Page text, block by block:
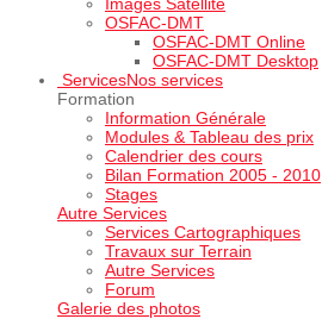
OSFAC-DMT
OSFAC-DMT Online
OSFAC-DMT Desktop
ServicesNos services
Formation
Information Générale
Modules & Tableau des prix
Calendrier des cours
Bilan Formation 2005 - 2010
Stages
Autre Services
Services Cartographiques
Travaux sur Terrain
Autre Services
Forum
Galerie des photos